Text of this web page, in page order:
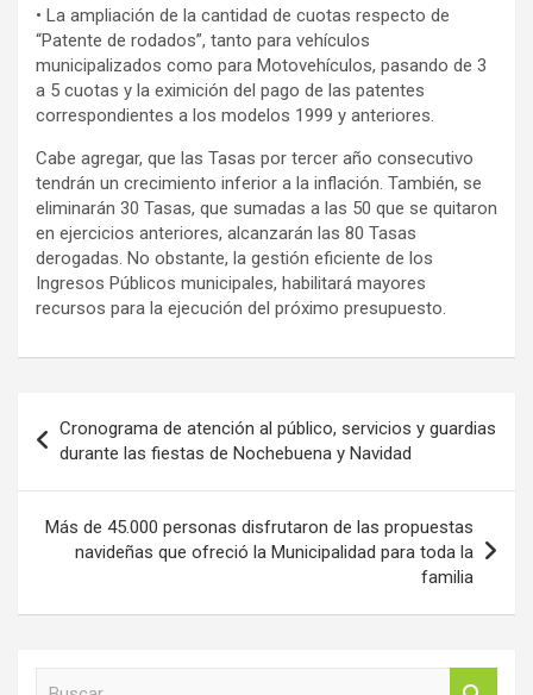
• La ampliación de la cantidad de cuotas respecto de
“Patente de rodados”, tanto para vehículos
municipalizados como para Motovehículos, pasando de 3
a 5 cuotas y la eximición del pago de las patentes
correspondientes a los modelos 1999 y anteriores.
Cabe agregar, que las Tasas por tercer año consecutivo
tendrán un crecimiento inferior a la inflación. También, se
eliminarán 30 Tasas, que sumadas a las 50 que se quitaron
en ejercicios anteriores, alcanzarán las 80 Tasas
derogadas. No obstante, la gestión eficiente de los
Ingresos Públicos municipales, habilitará mayores
recursos para la ejecución del próximo presupuesto.
de
entradas
Cronograma de atención al público, servicios y guardias
durante las fiestas de Nochebuena y Navidad
Más de 45.000 personas disfrutaron de las propuestas
navideñas que ofreció la Municipalidad para toda la
familia